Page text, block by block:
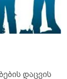
დაცვის